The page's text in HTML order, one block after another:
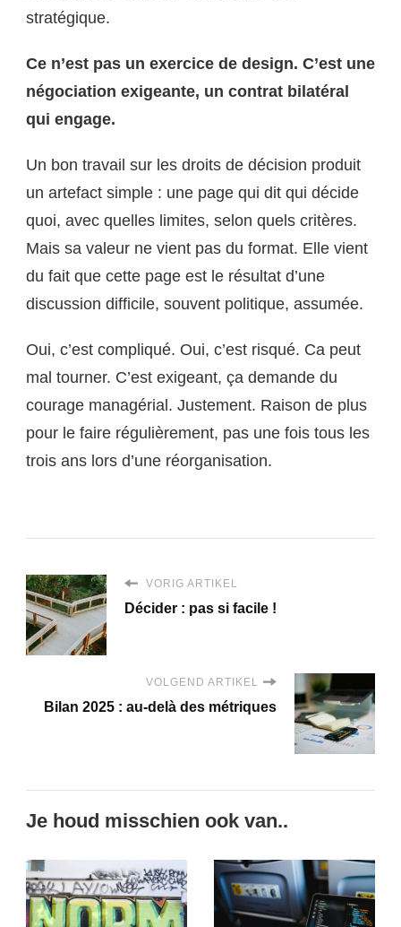
stratégique.
Ce n’est pas un exercice de design. C’est une
négociation exigeante, un contrat bilatéral
qui engage.
Un bon travail sur les droits de décision produit
un artefact simple : une page qui dit qui décide
quoi, avec quelles limites, selon quels critères.
Mais sa valeur ne vient pas du format. Elle vient
du fait que cette page est le résultat d’une
discussion difficile, souvent politique, assumée.
Oui, c’est compliqué. Oui, c’est risqué. Ca peut
mal tourner. C’est exigeant, ça demande du
courage managérial. Justement. Raison de plus
pour le faire régulièrement, pas une fois tous les
trois ans lors d’une réorganisation.
VORIG ARTIKEL
Décider : pas si facile !
VOLGEND ARTIKEL
Bilan 2025 : au-delà des métriques
Je houd misschien ook van..